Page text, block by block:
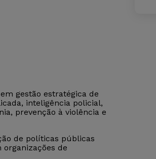
gestão estratégica de
inteligência policial,
prevenção à violência e
de políticas públicas
de